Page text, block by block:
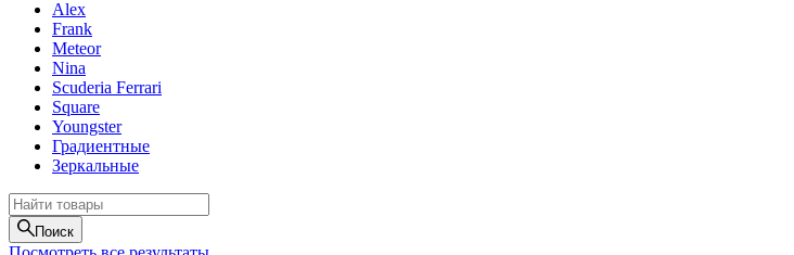
Alex
Frank
Meteor
Nina
Scuderia Ferrari
Square
Youngster
Градиентные
Зеркальные
Поиск